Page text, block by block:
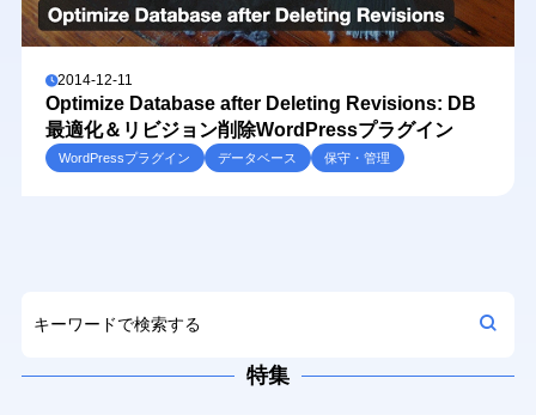
2014-12-11
Optimize Database after Deleting Revisions: DB
最適化＆リビジョン削除WordPressプラグイン
WordPressプラグイン データベース 保守・管理
特集